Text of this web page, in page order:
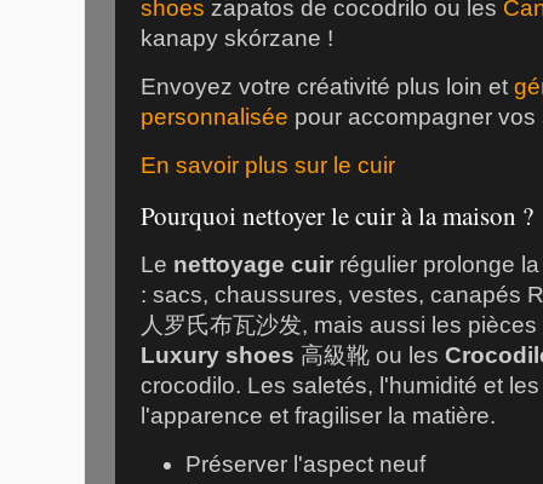
shoes zapatos de cocodrilo ou les
kanapy skórzane !
Envoyez votre créativité plus loin et
personnalisée pour accompagner
En savoir plus sur le cuir
Pourquoi nettoyer le cuir à la maison ?
Le nettoyage cuir régulier prolonge
: sacs, chaussures, vestes, canapés
人罗氏布瓦沙发, mais aussi les
Luxury shoes 高級靴 ou les
crocodilo. Les saletés, l'humidité et
l'apparence et fragiliser la matière.
Préserver l'aspect neuf